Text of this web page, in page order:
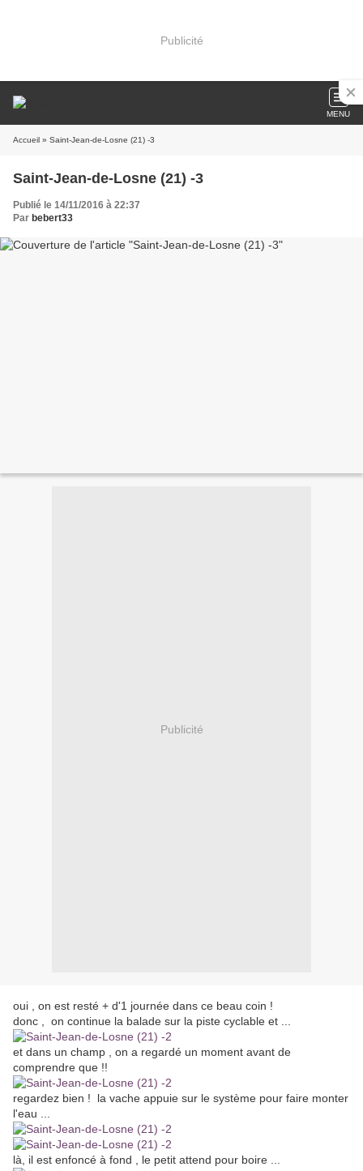
Publicité
MENU
Accueil » Saint-Jean-de-Losne (21) -3
Saint-Jean-de-Losne (21) -3
Publié le 14/11/2016 à 22:37
Par bebert33
Publicité
oui , on est resté + d'1 journée dans ce beau coin !
donc , on continue la balade sur la piste cyclable et ...
et dans un champ , on a regardé un moment avant de
comprendre que !!
regardez bien ! la vache appuie sur le système pour faire monter
l'eau ...
là, il est enfoncé à fond , le petit attend pour boire ...